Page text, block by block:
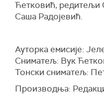
Ћетковић,
Саша Радојевић.
Ауторка емисије:
Сниматељ: Вук
Тонски сниматељ:
Производња: